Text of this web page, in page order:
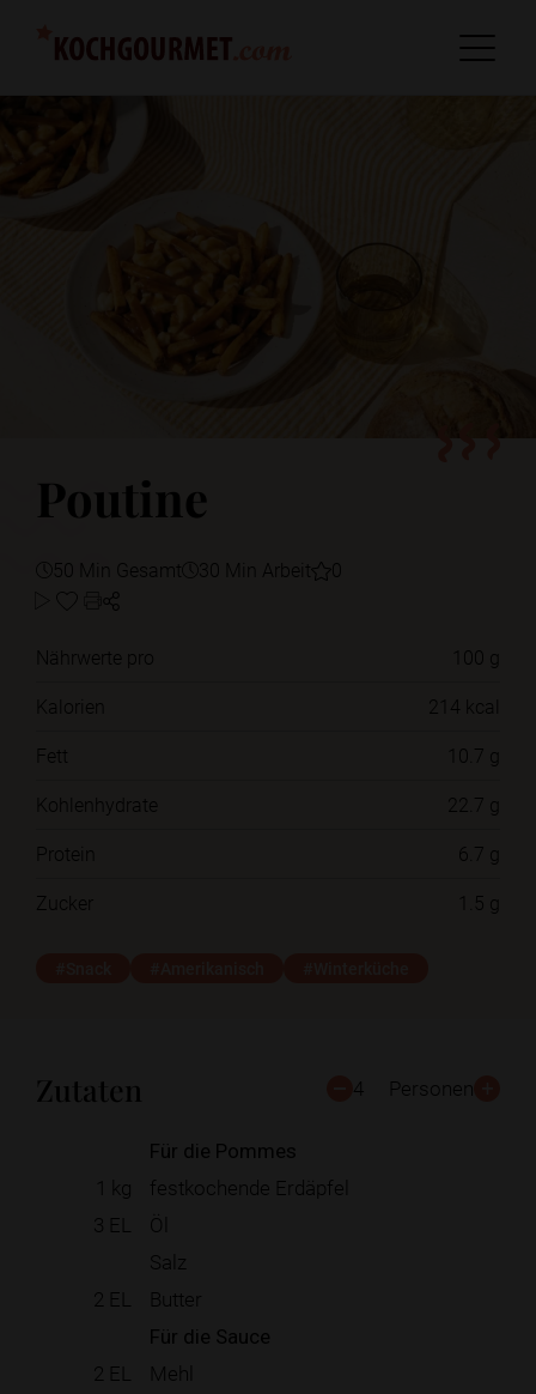
Poutine
50 Min Gesamt 30 Min Arbeit 0
Nährwerte pro
100 g
Kalorien
214 kcal
Fett
10.7 g
Kohlenhydrate
22.7 g
Protein
6.7 g
Zucker
1.5 g
Zutaten 4 Personen
Für die Pommes
1 kg
festkochende Erdäpfel
3 EL
Öl
Salz
2 EL Butter
Für die Sauce
2 EL
Mehl